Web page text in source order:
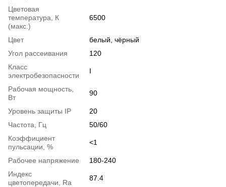
Цветовая
температура, К
(макс.)
6500
Цвет
белый, чёрный
Угол рассеивания
120
Класс
электробезопасности
І
Рабочая мощность,
Вт
90
Уровень защиты IP
20
Частота, Гц
50/60
Коэффициент
пульсации, %
<1
Рабочее напряжение
180-240
Индекс
цветопередачи, Ra
87.4